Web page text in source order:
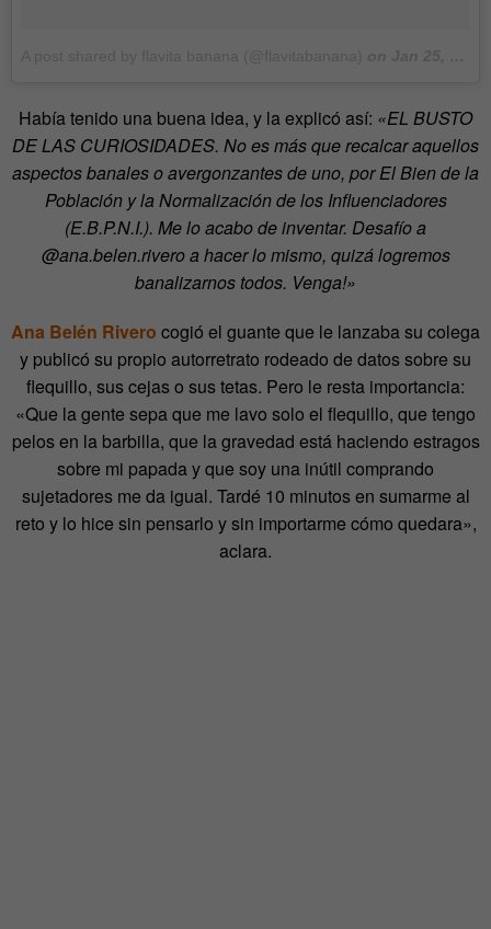
Había tenido una buena idea, y la explicó así: «EL BUSTO
DE LAS CURIOSIDADES. No es más que recalcar aquellos
aspectos banales o avergonzantes de uno, por El Bien de la
Población y la Normalización de los Influenciadores
(E.B.P.N.I.). Me lo acabo de inventar. Desafío a
@ana.belen.rivero a hacer lo mismo, quizá logremos
banalizarnos todos. Venga!»
Ana Belén Rivero cogió el guante que le lanzaba su colega
y publicó su propio autorretrato rodeado de datos sobre su
flequillo, sus cejas o sus tetas. Pero le resta importancia:
«Que la gente sepa que me lavo solo el flequillo, que tengo
pelos en la barbilla, que la gravedad está haciendo estragos
sobre mi papada y que soy una inútil comprando
sujetadores me da igual. Tardé 10 minutos en sumarme al
reto y lo hice sin pensarlo y sin importarme cómo quedara»,
aclara.